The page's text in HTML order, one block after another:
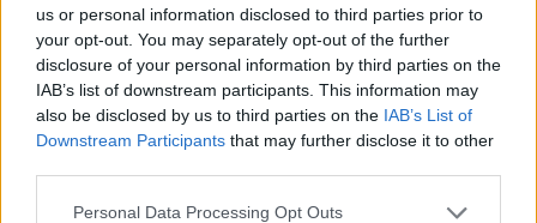
us or personal information disclosed to third parties prior to
your opt-out. You may separately opt-out of the further
disclosure of your personal information by third parties on the
IAB’s list of downstream participants. This information may
also be disclosed by us to third parties on the IAB’s List of
Downstream Participants that may further disclose it to other
Personal Data Processing Opt Outs
ADV